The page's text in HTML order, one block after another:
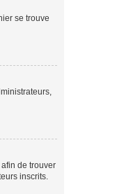
se trouve
de trouver
inscrits.